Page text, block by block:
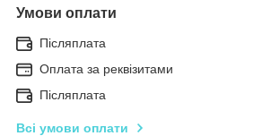
Умови оплати
Післяплата
Оплата за реквізитами
Післяплата
Всі умови оплати